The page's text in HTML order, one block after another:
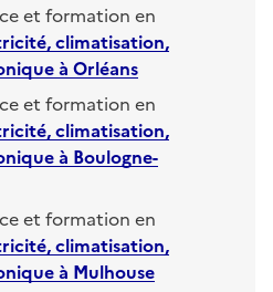
et formation en
climatisation,
à Orléans
et formation en
climatisation,
à Boulogne-
et formation en
climatisation,
à Mulhouse